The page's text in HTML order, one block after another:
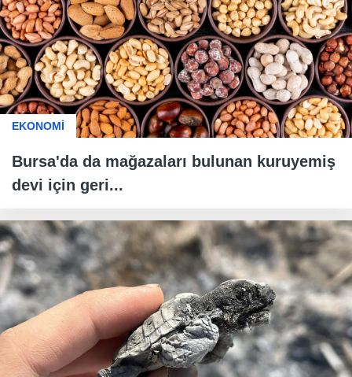
EKONOMİ
Bursa'da da mağazaları bulunan kuruyemiş
devi için geri...